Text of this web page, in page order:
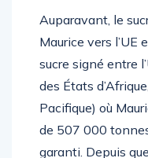
Auparavant, le
Maurice vers l’UE
sucre signé entre
des États
Pacifique) où
de 507 000
garanti. Depuis